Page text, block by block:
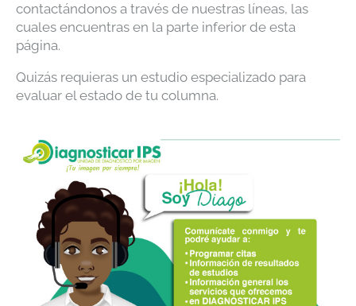
contactándonos a través de nuestras líneas, las
cuales encuentras en la parte inferior de esta
página.
Quizás requieras un estudio especializado para
evaluar el estado de tu columna.